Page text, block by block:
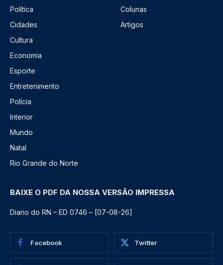
Política
Cidades
Cultura
Economia
Esporte
Entretenimento
Polícia
Interior
Mundo
Natal
Rio Grande do Norte
Colunas
Artigos
BAIXE O PDF DA NOSSA VERSÃO IMPRESSA
Diario do RN – ED 0746 – [07-08-26]
Facebook Twitter